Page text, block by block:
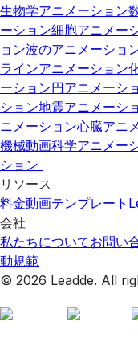
生物学アニメーション
ーション細胞アニメー
ョン波のアニメーショ
ラインアニメーション
ーション円アニメーシ
ション地震アニメーシ
ニメーション心臓アニ
機械動画科学アニメー
ション
リソース
料金動画テンプレート
会社
私たちについてお問い
動規範
© 2026 Leadde. All